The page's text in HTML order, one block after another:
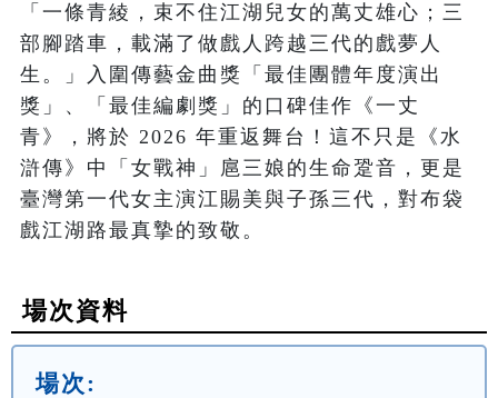
「一條青綾，束不住江湖兒女的萬丈雄心；三
部腳踏車，載滿了做戲人跨越三代的戲夢人
生。」入圍傳藝金曲獎「最佳團體年度演出
獎」、「最佳編劇獎」的口碑佳作《一丈
青》，將於 2026 年重返舞台！這不只是《水
滸傳》中「女戰神」扈三娘的生命跫音，更是
臺灣第一代女主演江賜美與子孫三代，對布袋
戲江湖路最真摯的致敬。
場次資料
場次: